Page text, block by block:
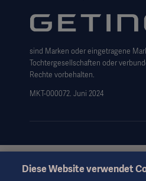
Getinge Datenschutzbereich
Haftungsausschluss Website-
Cookie-Hinweis
AGB
Data Subject Request Form
sind Marken oder eingetragene
Tochtergesellschaften oder
Rechte vorbehalten.
MKT-000072. Juni 2024
Diese Informationen richten sich
Diese Website verwendet